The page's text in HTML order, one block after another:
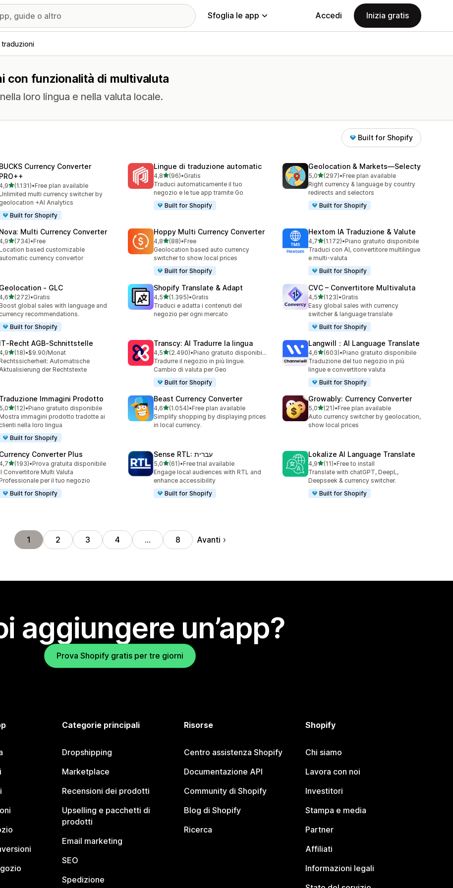
Sfoglia le app Accedi Inizia gratis
traduzioni
con funzionalità di multivaluta
loro lingua e nella valuta locale.
Built for Shopify
BUCKS Currency Converter
PRO++
stelle su 5
(1.131)
recensioni totali
•Free plan available
multi currency switcher by
+AI Analytics
Built for Shopify
Lingue di traduzione automatic
4,8stelle su 5
(96)
96 recensioni totali
•Gratis
Traduci automaticamente il tuo
negozio e le tue app tramite Go
Built for Shopify
Geolocation & Markets—Selecty
5,0stelle su 5
(297)
297 recensioni totali
•Free plan available
Right currency & language by country
redirects and selectors
Built for Shopify
Nova: Multi Currency Converter
stelle su 5
(734)
recensioni totali
•Free
based customizable
automatic currency convertor
Hoppy Multi Currency Converter
4,8stelle su 5
(88)
88 recensioni totali
•Free
Geolocation based auto currency
switcher to show local prices
Built for Shopify
Hextom IA Traduzione & Valute
4,7stelle su 5
(1.172)
1172 recensioni totali
•Piano gratuito disponibile
Traduci con AI, convertitore multilingue
e multi-valuta
Built for Shopify
Geolocation ‑ GLC
stelle su 5
(272)
recensioni totali
•Gratis
global sales with language and
recommendations.
Built for Shopify
Shopify Translate & Adapt
4,5stelle su 5
(1.395)
1395 recensioni totali
•Gratis
Traduci e adatta i contenuti del
negozio per ogni mercato
CVC – Convertitore Multivaluta
4,5stelle su 5
(123)
123 recensioni totali
•Gratis
Easy global sales with currency
switcher & language translate
Built for Shopify
IT‑Recht AGB‑Schnittstelle
stelle su 5
(18)
recensioni totali
•$9.90/Monat
Automatische
Aktualisierung der Rechtstexte
Transcy: AI Tradurre la lingua
4,5stelle su 5
(2.490)
2490 recensioni totali
•
Piano gratuito disponibile
Tradurre il negozio in più lingue.
Cambio di valuta per Geo
Built for Shopify
Langwill：AI Language Translate
4,6stelle su 5
(603)
603 recensioni totali
•Piano gratuito disponibile
Traduzione del tuo negozio in più
lingue e convertitore valuta
Built for Shopify
Traduzione Immagini Prodotto
5,0stelle su 5
(12)
12 recensioni totali
•Piano gratuito disponibile
immagini prodotto tradotte ai
nella loro lingua
Built for Shopify
Beast Currency Converter
4,6stelle su 5
(1.054)
1054 recensioni totali
•Free plan available
Simplify shopping by displaying prices
in local currency.
Growably: Currency Converter
5,0stelle su 5
(21)
21 recensioni totali
•Free plan available
Auto currency switcher by geolocation,
show local prices
Currency Converter Plus
stelle su 5
(193)
recensioni totali
•Prova gratuita disponibile
Convertitore Multi Valuta
per il tuo negozio
Built for Shopify
Sense RTL: עברית
5,0stelle su 5
(61)
61 recensioni totali
•Free trial available
Engage local audiences with RTL and
enhance accessibility
Built for Shopify
Lokalize AI Language Translate
4,9stelle su 5
(11)
11 recensioni totali
•Free to install
Translate with chatGPT, DeepL,
Deepseek & currency switcher.
Built for Shopify
1 2 3 4 … 8 Avanti
aggiungere un’app?
Prova Shopify gratis per tre giorni
Categorie principali
Dropshipping
Marketplace
Recensioni dei prodotti
Upselling e pacchetti di
prodotti
Email marketing
SEO
Spedizione
Risorse
Centro assistenza Shopify
Documentazione API
Community di Shopify
Blog di Shopify
Ricerca
Shopify
Chi siamo
Lavora con noi
Investitori
Stampa e media
Partner
Affiliati
Informazioni legali